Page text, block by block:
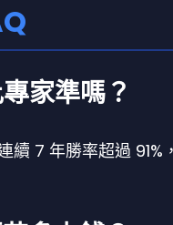
家準嗎？
續 7 年勝率超過 91%